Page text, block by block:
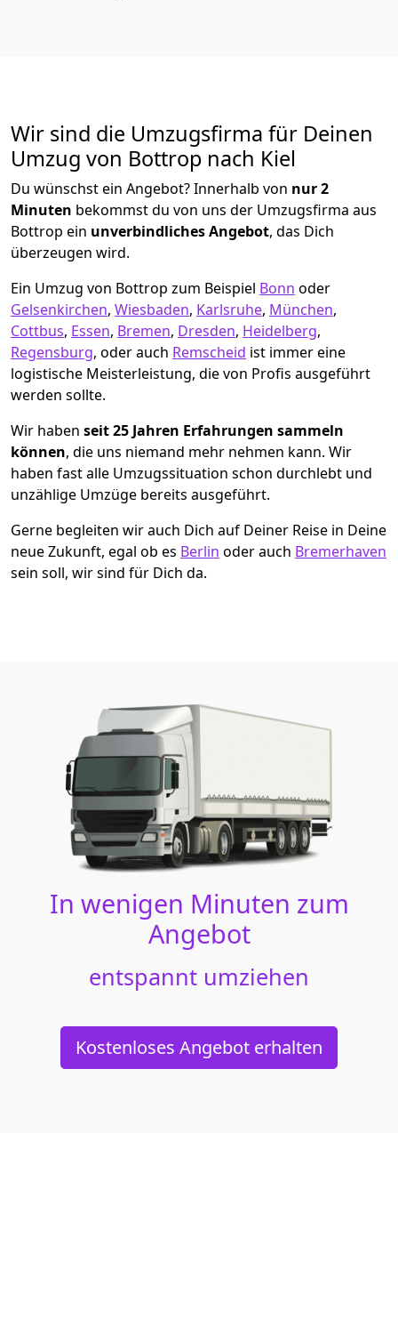
Wir sind die Umzugsfirma für Deinen
Umzug von Bottrop nach Kiel
Du wünschst ein Angebot? Innerhalb von nur 2
Minuten bekommst du von uns der Umzugsfirma aus
Bottrop ein unverbindliches Angebot, das Dich
überzeugen wird.
Ein Umzug von Bottrop zum Beispiel Bonn oder
Gelsenkirchen, Wiesbaden, Karlsruhe, München,
Cottbus, Essen, Bremen, Dresden, Heidelberg,
Regensburg, oder auch Remscheid ist immer eine
logistische Meisterleistung, die von Profis ausgeführt
werden sollte.
Wir haben seit25 Jahren Erfahrungen sammeln
können, die uns niemand mehr nehmen kann. Wir
haben fast alle Umzugssituation schon durchlebt und
unzählige Umzüge bereits ausgeführt.
Gerne begleiten wir auch Dich auf Deiner Reise in Deine
neue Zukunft, egal ob es Berlin oder auch Bremer­haven
sein soll, wir sind für Dich da.
In wenigen Minuten zum
Angebot
entspannt umziehen
Kostenloses Angebot erhalten